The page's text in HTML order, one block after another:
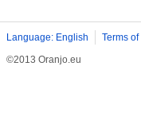
Language: English Terms of
©2013 Oranjo.eu